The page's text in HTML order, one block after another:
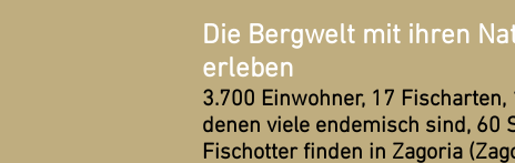
Die Bergwelt mit ihren
erleben
3.700 Einwohner, 17
denen viele endemisch sind, 60
Fischotter finden in Zagoria